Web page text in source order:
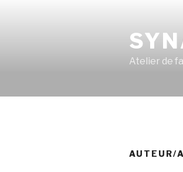
Atelier de
AUTEUR/